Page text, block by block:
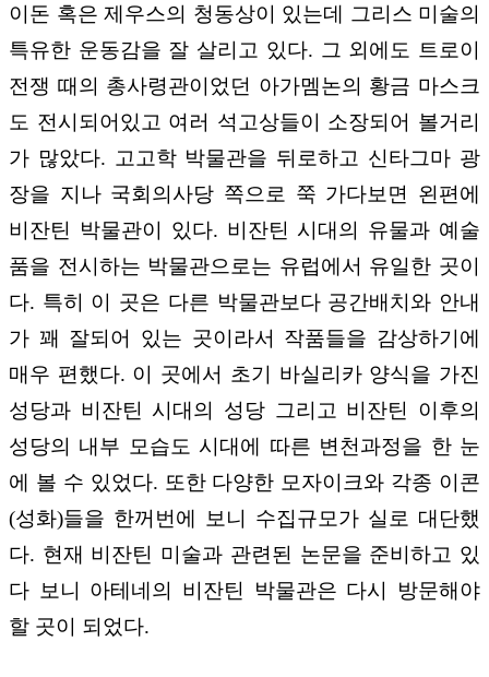
이돈 혹은 제우스의 청동상이 있는데 그리스 미술의
특유한 운동감을 잘 살리고 있다. 그 외에도 트로이
전쟁 때의 총사령관이었던 아가멤논의 황금 마스크
도 전시되어있고 여러 석고상들이 소장되어 볼거리
가 많았다. 고고학 박물관을 뒤로하고 신타그마 광
장을 지나 국회의사당 쪽으로 쭉 가다보면 왼편에
비잔틴 박물관이 있다. 비잔틴 시대의 유물과 예술
품을 전시하는 박물관으로는 유럽에서 유일한 곳이
다. 특히 이 곳은 다른 박물관보다 공간배치와 안내
가 꽤 잘되어 있는 곳이라서 작품들을 감상하기에
매우 편했다. 이 곳에서 초기 바실리카 양식을 가진
성당과 비잔틴 시대의 성당 그리고 비잔틴 이후의
성당의 내부 모습도 시대에 따른 변천과정을 한 눈
에 볼 수 있었다. 또한 다양한 모자이크와 각종 이콘
(성화)들을 한꺼번에 보니 수집규모가 실로 대단했
다. 현재 비잔틴 미술과 관련된 논문을 준비하고 있
다 보니 아테네의 비잔틴 박물관은 다시 방문해야
할 곳이 되었다.